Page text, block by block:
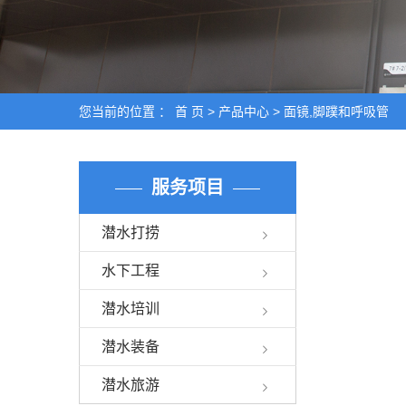
您当前的位置 ： 首 页 > 产品中心 > 面镜,脚蹼和呼吸管
服务项目
潜水打捞
水下工程
潜水培训
潜水装备
潜水旅游